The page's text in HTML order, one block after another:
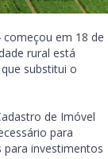
começou em 18 de
rural está
substitui o
de Imóvel
para
investimentos